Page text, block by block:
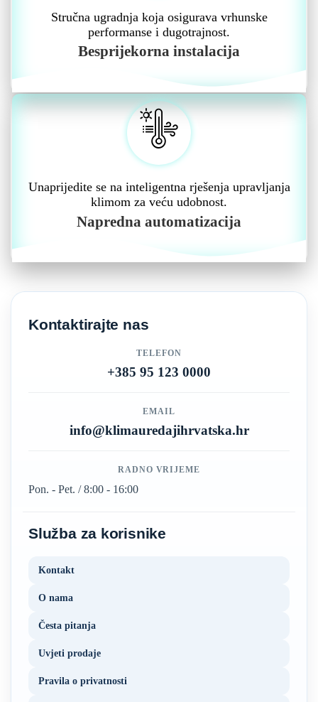
Stručna ugradnja koja osigurava vrhunske
performanse i dugotrajnost.
Besprijekorna instalacija
Unaprijedite se na inteligentna rješenja upravljanja
klimom za veću udobnost.
Napredna automatizacija
Kontaktirajte nas
TELEFON
+385 95 123 0000
EMAIL
info@klimauredajihrvatska.hr
RADNO VRIJEME
Pon. - Pet. / 8:00 - 16:00
Služba za korisnike
Kontakt
O nama
Česta pitanja
Uvjeti prodaje
Pravila o privatnosti